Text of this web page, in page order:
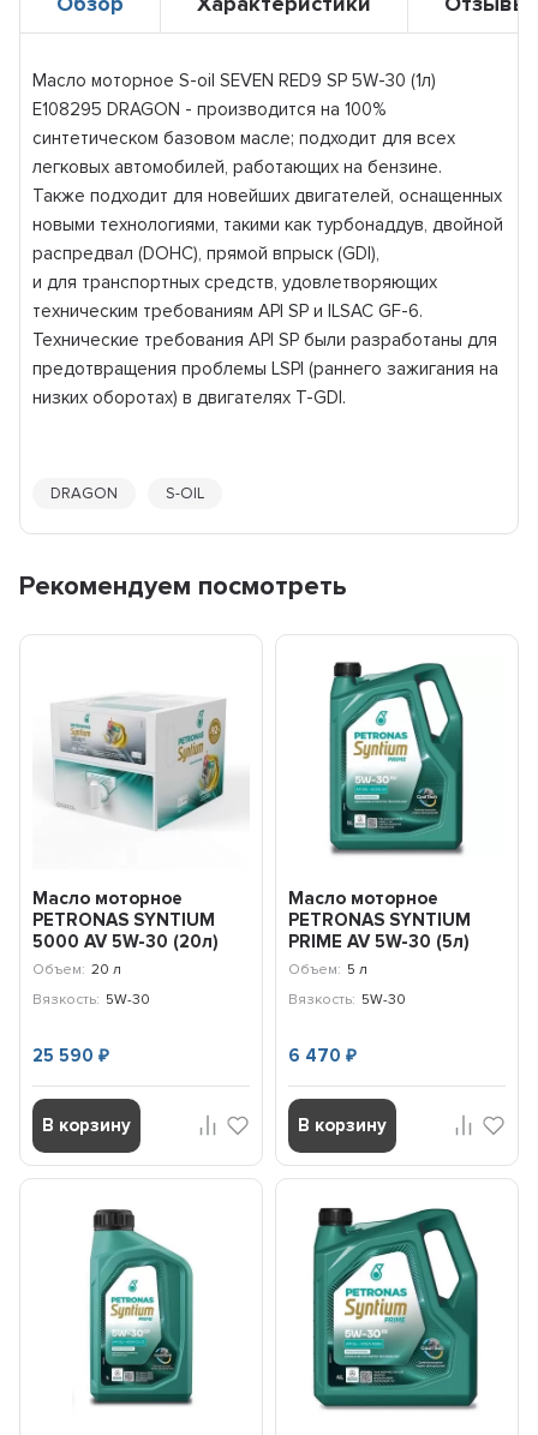
Масло моторное S-oil SEVEN RED9 SP 5W-30 (1л)
E108295 DRAGON - производится на 100%
синтетическом базовом масле; подходит для всех
легковых автомобилей, работающих на бензине.
Также подходит для новейших двигателей, оснащенных
новыми технологиями, такими как турбонаддув, двойной
распредвал (DOHC), прямой впрыск (GDI),
и для транспортных средств, удовлетворяющих
техническим требованиям API SP и ILSAC GF-6.
Технические требования API SP были разработаны для
предотвращения проблемы LSPI (раннего зажигания на
низких оборотах) в двигателях T-GDI.
DRAGON S-OIL
Рекомендуем посмотреть
Масло моторное
PETRONAS SYNTIUM
5000 AV 5W-30 (20л)
70950RY1EU
Объем: 20 л
Вязкость: 5W-30
25 590₽
В корзину
Масло моторное
PETRONAS SYNTIUM
PRIME AV 5W-30 (5л)
71234M12EU
Объем: 5 л
Вязкость: 5W-30
6 470 ₽
В корзину